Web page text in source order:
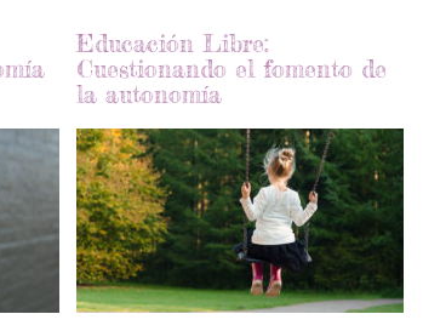
Educación Libre:
Cuestionando el fomento de
la autonomía